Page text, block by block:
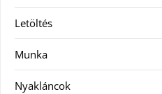
Letöltés
Munka
Nyakláncok